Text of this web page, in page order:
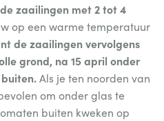
zaailingen met 2 tot 4
op een warme temperatuur
de zaailingen vervolgens
grond, na 15 april onder
Als je ten noorden van
om onder glas te
buiten kweken op